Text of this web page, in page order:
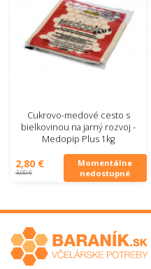
Cukrovo-medové cesto s
bielkovinou na jarný rozvoj -
Medopip Plus 1kg
2,80 €
3,00 €
Momentálne
nedostupné